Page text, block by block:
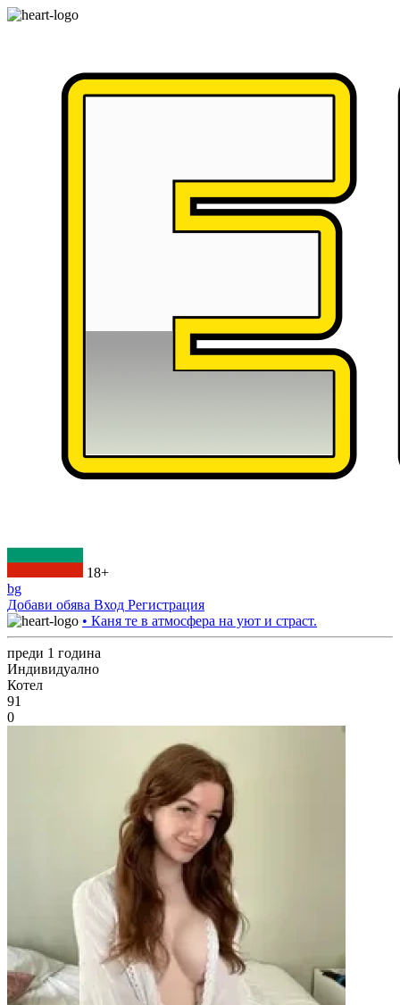
18+
bg
Добави обява Вход Регистрация
• Каня те в атмосфера на уют и страст.
преди 1 година
Индивидуално
Котел
91
0